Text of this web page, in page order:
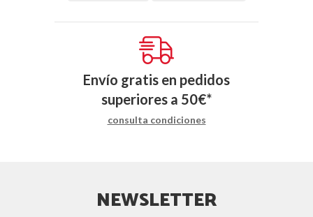
Envío gratis en pedidos
superiores a 50€*
consulta condiciones
NEWSLETTER